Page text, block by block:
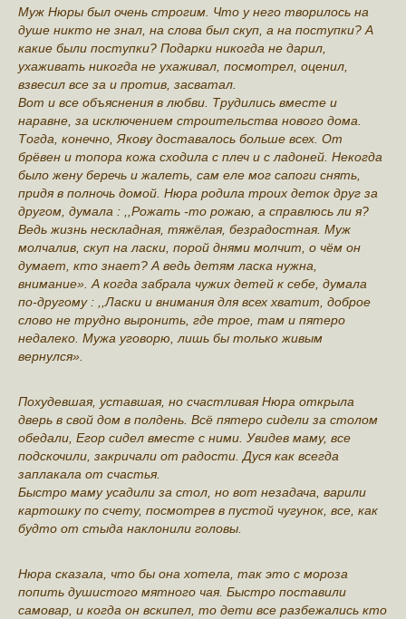
Муж Нюры был очень строгим. Что у него творилось на
душе никто не знал, на слова был скуп, а на поступки? А
какие были поступки? Подарки никогда не дарил,
ухаживать никогда не ухаживал, посмотрел, оценил,
взвесил все за и против, засватал.
Вот и все объяснения в любви. Трудились вместе и
наравне, за исключением строительства нового дома.
Тогда, конечно, Якову доставалось больше всех. От
брёвен и топора кожа сходила с плеч и с ладоней. Некогда
было жену беречь и жалеть, сам еле мог сапоги снять,
придя в полночь домой. Нюра родила троих деток друг за
другом, думала : ,,Рожать -то рожаю, а справлюсь ли я?
Ведь жизнь нескладная, тяжёлая, безрадостная. Муж
молчалив, скуп на ласки, порой днями молчит, о чëм он
думает, кто знает? А ведь детям ласка нужна,
внимание». А когда забрала чужих детей к себе, думала
по-другому : ,,Ласки и внимания для всех хватит, доброе
слово не трудно выронить, где трое, там и пятеро
недалеко. Мужа уговорю, лишь бы только живым
вернулся».
Похудевшая, уставшая, но счастливая Нюра открыла
дверь в свой дом в полдень. Всё пятеро сидели за столом
обедали, Егор сидел вместе с ними. Увидев маму, все
подскочили, закричали от радости. Дуся как всегда
заплакала от счастья.
Быстро маму усадили за стол, но вот незадача, варили
картошку по счету, посмотрев в пустой чугунок, все, как
будто от стыда наклонили головы.
Нюра сказала, что бы она хотела, так это с мороза
попить душистого мятного чая. Быстро поставили
самовар, и когда он вскипел, то дети все разбежались кто